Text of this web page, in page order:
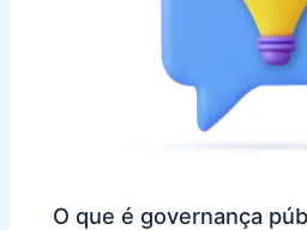
O que é governança